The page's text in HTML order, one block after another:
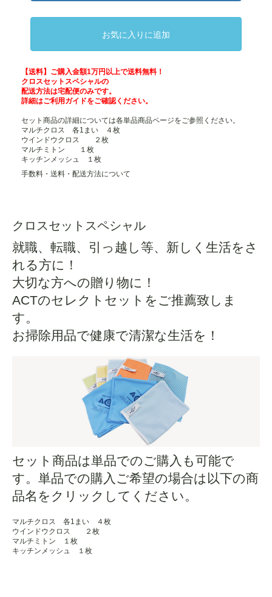
お気に入りに追加
【送料】ご購入金額1万円以上で送料無料！
クロスセットスペシャルの
配送方法は宅配便のみです。
詳細はご利用ガイドをご確認ください。
セット商品の詳細については各単品商品ページをご参照ください。
マルチクロス 各1まい ４枚
ウインドウクロス ２枚
マルチミトン １枚
キッチンメッシュ １枚
手数料・送料・配送方法について
クロスセットスペシャル
就職、転職、引っ越し等、新しく生活をさ
れる方に！
大切な方への贈り物に！
ACTのセレクトセットをご推薦致しま
す。
お掃除用品で健康で清潔な生活を！
セット商品は単品でのご購入も可能で
す。単品での購入ご希望の場合は以下の商
品名をクリックしてください。
マルチクロス 各1まい ４枚
ウインドウクロス ２枚
マルチミトン １枚
キッチンメッシュ １枚